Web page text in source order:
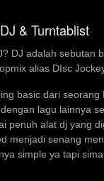
& Turntablist
DJ adalah sebutan
alias DIsc
basic dari
lagu lainnya
penuh alat dj yang
menjadi senang
simple ya tapi